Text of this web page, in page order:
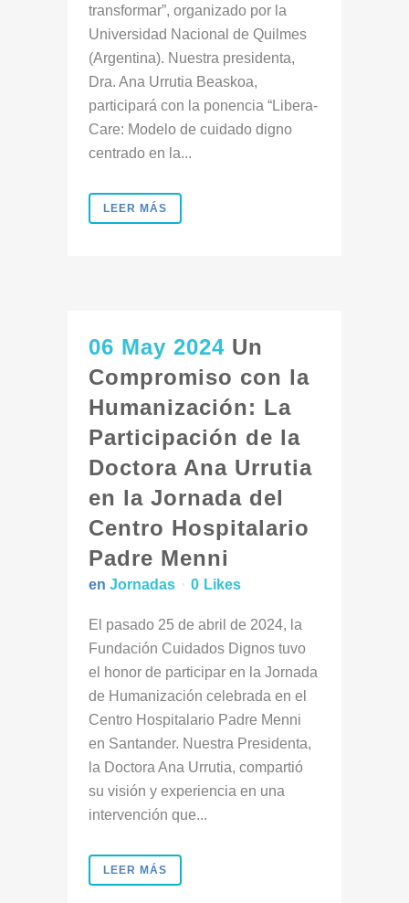
transformar”, organizado por la
Universidad Nacional de Quilmes
(Argentina). Nuestra presidenta,
Dra. Ana Urrutia Beaskoa,
participará con la ponencia “Libera-
Care: Modelo de cuidado digno
centrado en la...
LEER MÁS
06 May 2024 Un
Compromiso con la
Humanización: La
Participación de la
Doctora Ana Urrutia
en la Jornada del
Centro Hospitalario
Padre Menni
en Jornadas 0 Likes
El pasado 25 de abril de 2024, la
Fundación Cuidados Dignos tuvo
el honor de participar en la Jornada
de Humanización celebrada en el
Centro Hospitalario Padre Menni
en Santander. Nuestra Presidenta,
la Doctora Ana Urrutia, compartió
su visión y experiencia en una
intervención que...
LEER MÁS